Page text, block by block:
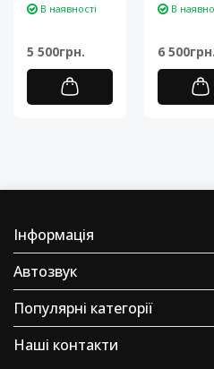
Android
4-ядерный
ARM Cortex-A7..
В наявності
5 500грн.
Android
ядерний
Cortex-
В
6 500грн.
Інформація
Автозвук
Популярні категорії
Наші контакти